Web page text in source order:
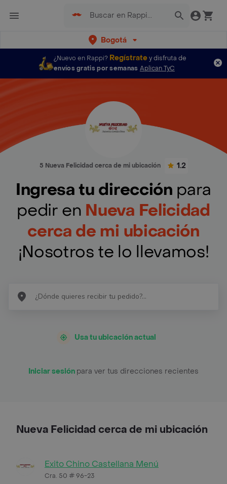
Bogotá
¿Nuevo en Rappi? Regístratey disfruta de
envíos gratis por semanas Aplican TyC
5 Nueva Felicidad cerca de mi ubicación 1.2
Ingresa tu dirección para
pedir en Nueva Felicidad
cerca de mi ubicación
¡Nosotros te lo llevamos!
Usa tu ubicación actual
Iniciar sesión para ver tus direcciones recientes
Nueva Felicidad cerca de mi ubicación
Exito Chino Castellana Menú
Cra. 50 # 96-23